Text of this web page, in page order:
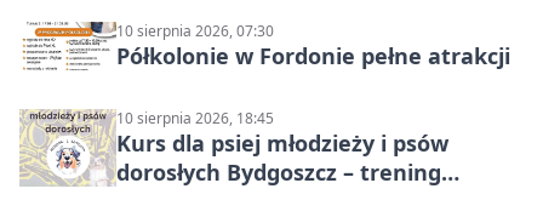
10 sierpnia 2026, 07:30
Półkolonie w Fordonie pełne atrakcji
10 sierpnia 2026, 18:45
Kurs dla psiej młodzieży i psów
dorosłych Bydgoszcz – trening